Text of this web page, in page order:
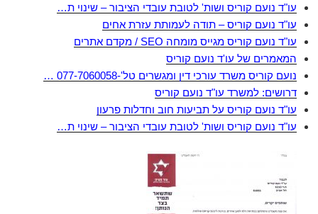
עו"ד נועם קוריס ושות' לטובת עובדי הציבור – שינוי ת…
עו"ד נועם קוריס – תודה לעמותת עזרת אחים
עו"ד נועם קוריס מגייס מומחה SEO / מקדם אתרים
המאמרים של עו'ד נועם קוריס
נועם קוריס משרד עורכי דין ומגשרים טל'-077-7060058 …
דרושים: למשרד עו"ד נועם קוריס
עו"ד נועם קוריס על תביעות חוב וחדלות פרעון
עו"ד נועם קוריס ושות' לטובת עובדי הציבור – שינוי ת…